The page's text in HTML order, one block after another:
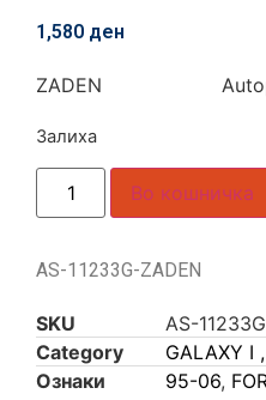
1,580 ден
ZADEN
Залиха
Во кошничка
AS-11233G-ZADEN
SKU
AS-
Category
GALAXY I
Ознаки
95-06,